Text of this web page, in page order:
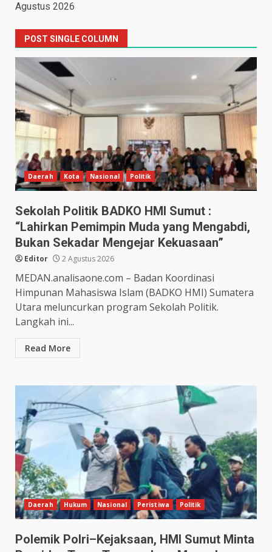
Agustus 2026
POST SINGLE COLUMN
Daerah Kota Nasional Politik
Sekolah Politik BADKO HMI Sumut :
“Lahirkan Pemimpin Muda yang Mengabdi,
Bukan Sekadar Mengejar Kekuasaan”
Editor 2 Agustus 2026
MEDAN.analisaone.com – Badan Koordinasi
Himpunan Mahasiswa Islam (BADKO HMI) Sumatera
Utara meluncurkan program Sekolah Politik.
Langkah ini...
Read More
Daerah Hukum Nasional Peristiwa Politik
Polemik Polri–Kejaksaan, HMI Sumut Minta